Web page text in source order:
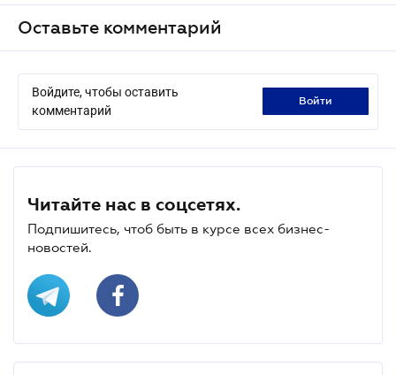
Оставьте комментарий
Войдите, чтобы оставить
комментарий
войти
Читайте нас в соцсетях.
Подпишитесь, чтоб быть в курсе всех бизнес-
новостей.